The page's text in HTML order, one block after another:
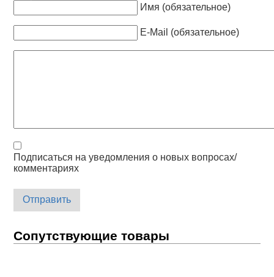
Имя (обязательное)
E-Mail (обязательное)
Подписаться на уведомления о новых вопросах/
комментариях
Отправить
Сопутствующие товары